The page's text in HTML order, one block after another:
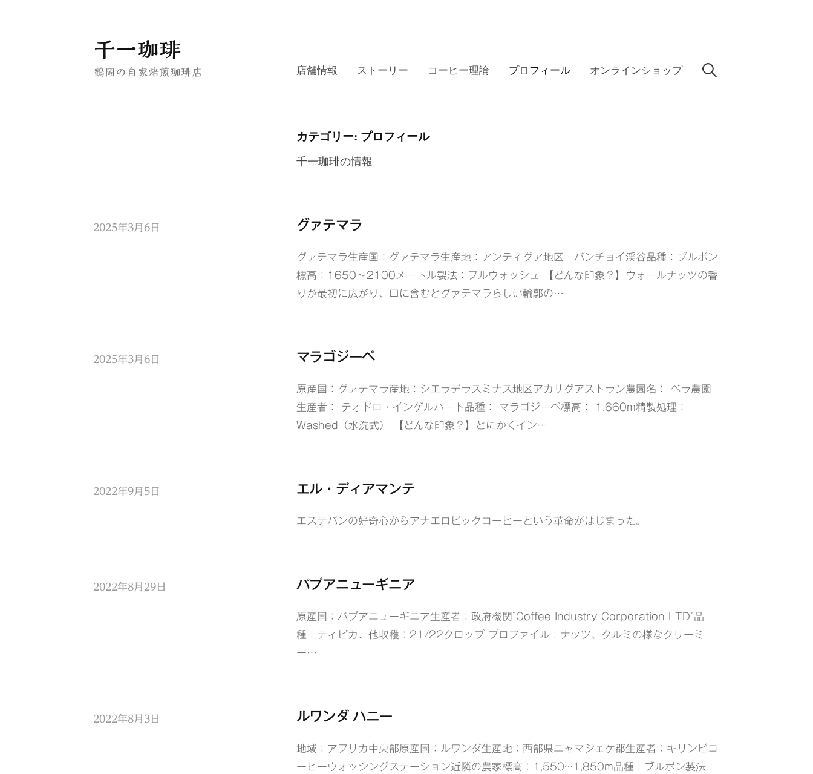
コ
ン
プ
千一珈琲
鶴岡の自家焙煎珈琲店 店舗情報 ストーリー コーヒー理論 プロフィール オンラインショップ 検
カテゴリー: プロフィール
千一珈琲の情報
2025年3月6日 グァテマラ
グァテマラ生産国：グァテマラ生産地：アンティグア地区 パンチョイ渓谷品種：ブルボン
標高：1650～2100メートル製法：フルウォッシュ 【どんな印象？】ウォールナッツの香
りが最初に広がり、口に含むとグァテマラらしい輪郭の…
2025年3月6日 マラゴジーペ
原産国：グァテマラ産地：シエラデラスミナス地区アカサグアストラン農園名： ベラ農園
生産者： テオドロ・インゲルハート品種： マラゴジーペ標高： 1,660m精製処理：
Washed（水洗式） 【どんな印象？】とにかくイン…
2022年9月5日 エル・ディアマンテ
エステバンの好奇心からアナエロビックコーヒーという革命がはじまった。
2022年8月29日 パプアニューギニア
原産国：パプアニューギニア生産者：政府機関”Coffee Industry Corporation LTD”品
種：ティピカ、他収穫：21/22クロップ プロファイル：ナッツ、クルミの様なクリーミ
ー…
2022年8月3日 ルワンダ ハニー
地域：アフリカ中央部原産国：ルワンダ生産地：西部県ニャマシェケ郡生産者：キリンビコ
ーヒーウォッシングステーション近隣の農家標高：1,550~1,850m品種：ブルボン製法：